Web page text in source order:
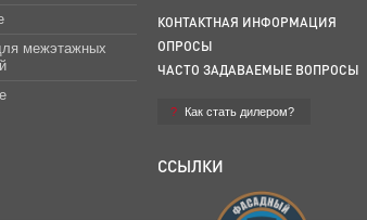
межэтажных
КОНТАКТНАЯ ИНФОРМАЦИЯ
ОПРОСЫ
ЧАСТО ЗАДАВАЕМЫЕ ВОПРОСЫ
Как стать дилером?
ССЫЛКИ